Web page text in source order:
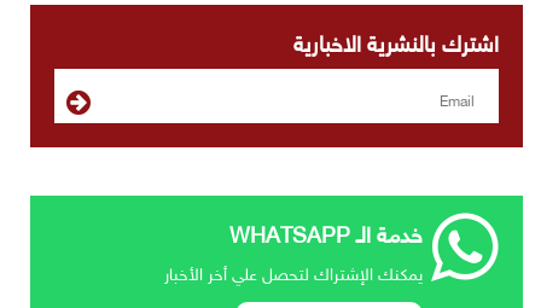
اشترك بالنشرية الاخبارية
خدمة الـ WHATSAPP
يمكنك الإشتراك لتحصل علي أخر الأخبار